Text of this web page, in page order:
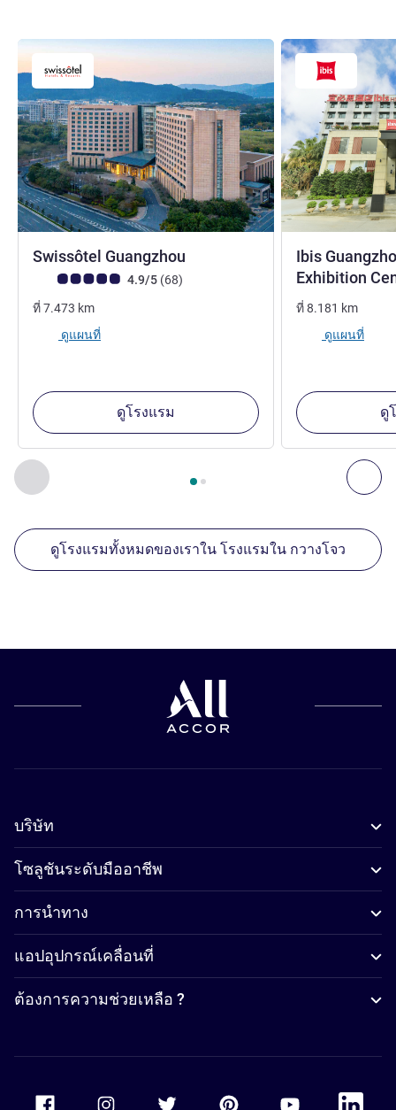
ก่อนหน้า - สถานประกอบการอื่นของเราที่อยู่ใกล้เคียง ถั
หน้า1 , สถานประกอบการอื่นของเราที่อยู่ใกล้เคียง 1 :,
Swissôtel Guangzhou
คะแนนความคิดเห็นจากแขก (เรทติ้งบน ALL)
4.9/5 (68รีวิว รายการ
)
ที่7.473 km
ดูแผนที่
ดูโรงแรม
Ibis
Exhibition
ที่8.181 km
ดูแผนที่
ดู
ดูโรงแรมทั้งหมดของเราใน โรงแรมใน กวางโจว
บริษัท
โซลูชันระดับมืออาชีพ
การนำทาง
แอปอุปกรณ์เคลื่อนที่
ต้องการความช่วยเหลือ ?
Accor Youtube
Accor